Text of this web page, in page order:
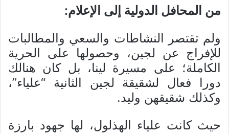
من المحافل الدولية إلى الإعلام:
ولم تقتصر النشاطات والسعي والمطالبات
للإفراج عن لجين، وحصولها على الحرية
الكاملة؛ على مسيرة لينا، بل كان هنالك
دورا فعال لشقيقة لجين الثانية “علياء”،
وكذلك شقيقهن وليد.
حيث كانت علياء الهذلول، لها جهود بارزة